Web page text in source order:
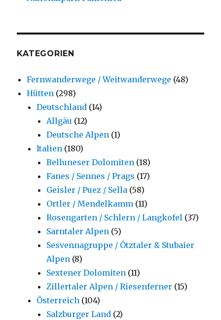
KATEGORIEN
Fernwanderwege / Weitwanderwege (48)
Hütten (298)
Deutschland (14)
Allgäu (12)
Deutsche Alpen (1)
Italien (180)
Belluneser Dolomiten (18)
Fanes / Sennes / Prags (17)
Geisler / Puez / Sella (58)
Ortler / Mendelkamm (11)
Rosengarten / Schlern / Langkofel (37)
Sarntaler Alpen (5)
Sesvennagruppe / Ötztaler & Stubaier
Alpen (8)
Sextener Dolomiten (11)
Zillertaler Alpen / Riesenferner (15)
Österreich (104)
Salzburger Land (2)